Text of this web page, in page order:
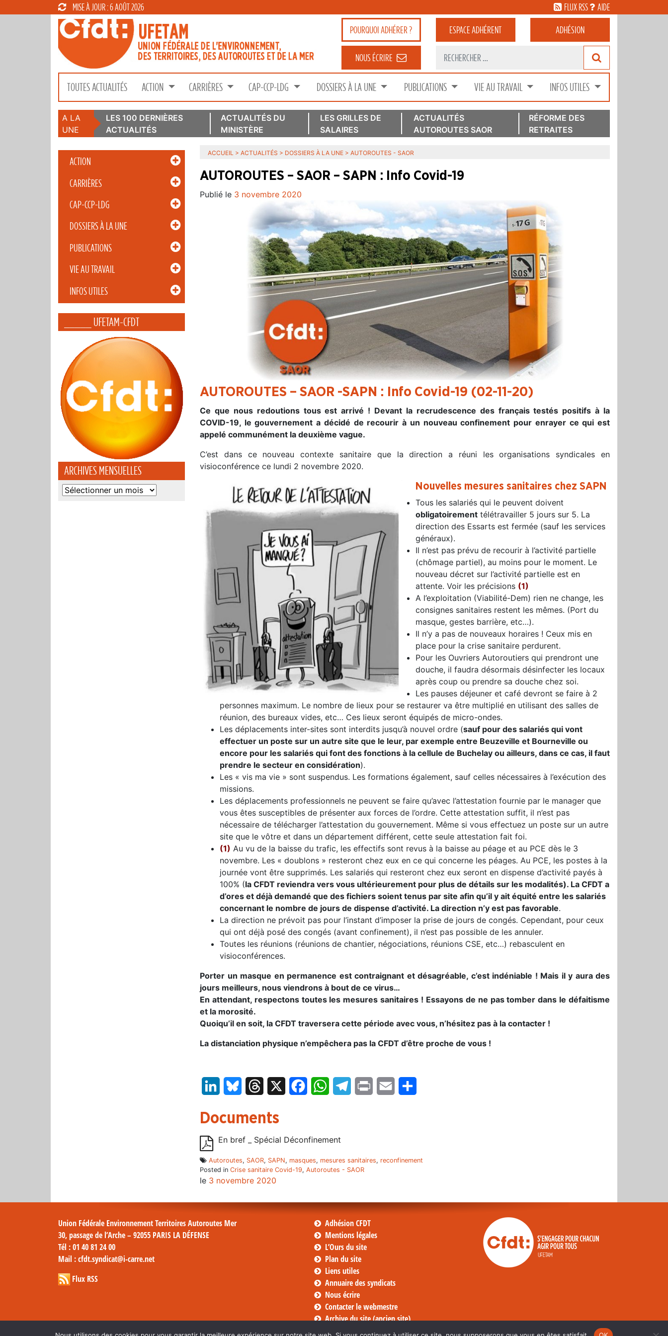
MISE À JOUR : 6 AOÛT 2026 FLUX RSS AIDE
POURQUOIADHÉRER ? ESPACEADHÉRENT ADHÉSION
NOUS ÉCRIRE
TOUTES ACTUALITÉS ACTION CARRIÈRES CAP-CCP-LDG DOSSIERS À LA UNE PUBLICATIONS VIE AU TRAVAIL INFOS UTILES
A LA
UNE
LES 100 DERNIÈRES
ACTUALITÉS
ACTUALITÉS DU
MINISTÈRE
LES GRILLES DE
SALAIRES
ACTUALITÉS
AUTOROUTES SAOR
RÉFORME DES
RETRAITES
ACTION
CARRIÈRES
CAP-CCP-LDG
DOSSIERS À LA UNE
PUBLICATIONS
VIE AU TRAVAIL
INFOS UTILES
_____ UFETAM-CFDT
ARCHIVES MENSUELLES
Archives
ACCUEIL > ACTUALITÉS > DOSSIERS À LA UNE > AUTOROUTES - SAOR
AUTOROUTES – SAOR – SAPN : Info Covid-19
Publié le 3 novembre 2020
AUTOROUTES – SAOR -SAPN : Info Covid-19 (02-11-20)
Ce que nous redoutions tous est arrivé ! Devant la recrudescence des français testés positifs à la
COVID-19, le gouvernement a décidé de recourir à un nouveau confinement pour enrayer ce qui est
appelé communément la deuxième vague.
C’est dans ce nouveau contexte sanitaire que la direction a réuni les organisations syndicales en
visioconférence ce lundi 2 novembre 2020.
Nouvelles mesures sanitaires chez SAPN
Tous les salariés qui le peuvent doivent
obligatoirement télétravailler 5 jours sur 5. La
direction des Essarts est fermée (sauf les services
généraux).
Il n’est pas prévu de recourir à l’activité partielle
(chômage partiel), au moins pour le moment. Le
nouveau décret sur l’activité partielle est en
attente. Voir les précisions (1)
A l’exploitation (Viabilité-Dem) rien ne change, les
consignes sanitaires restent les mêmes. (Port du
masque, gestes barrière, etc…).
Il n’y a pas de nouveaux horaires ! Ceux mis en
place pour la crise sanitaire perdurent.
Pour les Ouvriers Autoroutiers qui prendront une
douche, il faudra désormais désinfecter les locaux
après coup ou prendre sa douche chez soi.
Les pauses déjeuner et café devront se faire à 2
personnes maximum. Le nombre de lieux pour se restaurer va être multiplié en utilisant des salles de
réunion, des bureaux vides, etc… Ces lieux seront équipés de micro-ondes.
Les déplacements inter-sites sont interdits jusqu’à nouvel ordre (sauf pour des salariés qui vont
effectuer un poste sur un autre site que le leur, par exemple entre Beuzeville et Bourneville ou
encore pour les salariés qui font des fonctions à la cellule de Buchelay ou ailleurs, dans ce cas, il faut
prendre le secteur en considération).
Les « vis ma vie » sont suspendus. Les formations également, sauf celles nécessaires à l’exécution des
missions.
Les déplacements professionnels ne peuvent se faire qu’avec l’attestation fournie par le manager que
vous êtes susceptibles de présenter aux forces de l’ordre. Cette attestation suffit, il n’est pas
nécessaire de télécharger l’attestation du gouvernement. Même si vous effectuez un poste sur un autre
site que le vôtre et dans un département différent, cette seule attestation fait foi.
(1) Au vu de la baisse du trafic, les effectifs sont revus à la baisse au péage et au PCE dès le 3
novembre. Les « doublons » resteront chez eux en ce qui concerne les péages. Au PCE, les postes à la
journée vont être supprimés. Les salariés qui resteront chez eux seront en dispense d’activité payés à
100% (la CFDT reviendra vers vous ultérieurement pour plus de détails sur les modalités). La CFDT a
d’ores et déjà demandé que des fichiers soient tenus par site afin qu’il y ait équité entre les salariés
concernant le nombre de jours de dispense d’activité. La direction n’y est pas favorable.
La direction ne prévoit pas pour l’instant d’imposer la prise de jours de congés. Cependant, pour ceux
qui ont déjà posé des congés (avant confinement), il n’est pas possible de les annuler.
Toutes les réunions (réunions de chantier, négociations, réunions CSE, etc…) rebasculent en
visioconférences.
Porter un masque en permanence est contraignant et désagréable, c’est indéniable ! Mais il y aura des
jours meilleurs, nous viendrons à bout de ce virus…
En attendant, respectons toutes les mesures sanitaires ! Essayons de ne pas tomber dans le défaitisme
et la morosité.
Quoiqu’il en soit, la CFDT traversera cette période avec vous, n’hésitez pas à la contacter !
La distanciation physique n’empêchera pas la CFDT d’être proche de vous !
LinkedInBluesky Threads FacebookWhatsAppTelegram
Print Email
Documents
En bref _ Spécial Déconfinement
Autoroutes, SAOR, SAPN, masques, mesures sanitaires, reconfinement
Posted in Crise sanitaire Covid-19, Autoroutes - SAOR
le 3 novembre 2020
Union Fédérale Environnement Territoires Autoroutes Mer
30, passage de l’Arche – 92055 PARIS LA DÉFENSE
Tél : 01 40 81 24 00
Mail : cfdt.syndicat@i-carre.net
Flux RSS
Adhésion CFDT
Mentions légales
L’Ours du site
Plan du site
Liens utiles
Annuaire des syndicats
Nous écrire
Contacter le webmestre
Archive du site (ancien site)